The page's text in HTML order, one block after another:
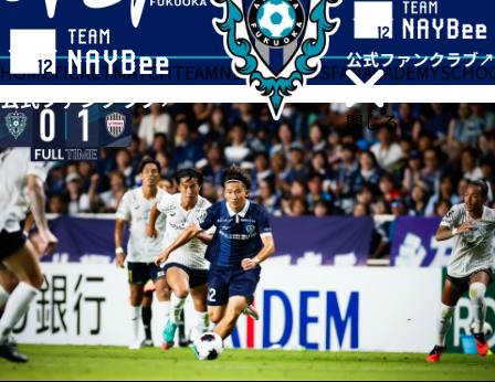
閉じる
HOMETICKETMATCHTEAMNEWSGOODSFANACADEMY